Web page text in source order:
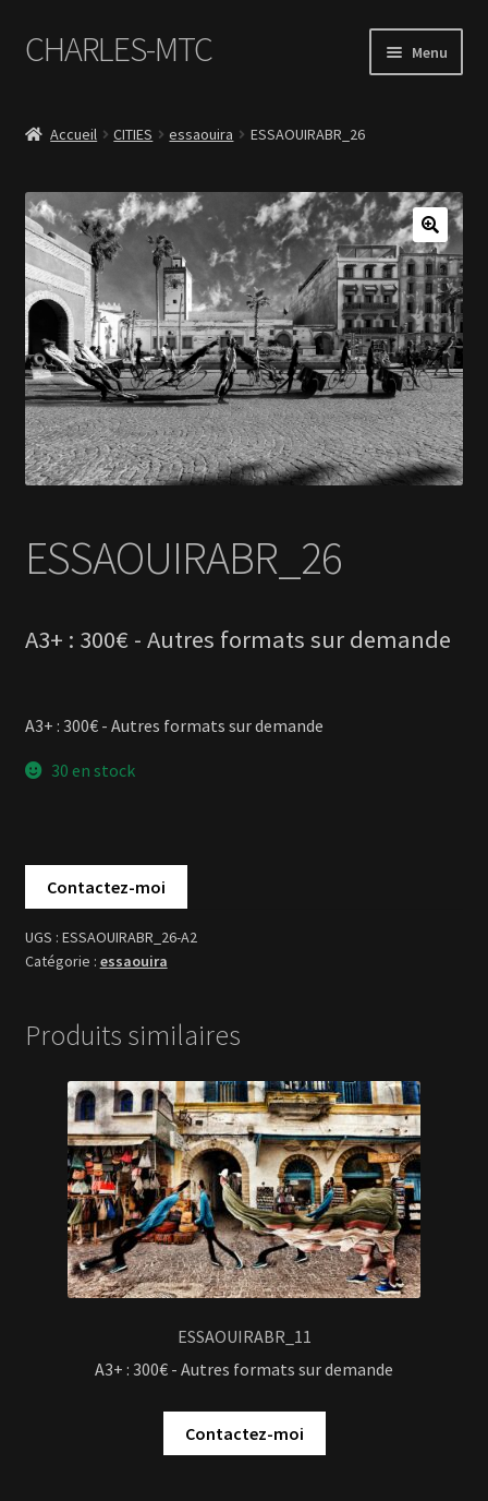
Aller
à
navigation
Aller
au
CHARLES-MTC Menu
Le Book Portfolio
Contact
Accueil CITIES essaouira ESSAOUIRABR_26
A3+ : 300€ - Autres formats sur demande
30 en stock
ESSAOUIRABR_26-A2
essaouira
Produits similaires
ESSAOUIRABR_11
A3+ : 300€ - Autres formats sur demande
Contactez-moi